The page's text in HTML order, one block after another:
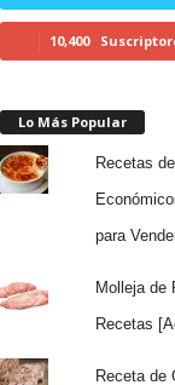
10,400
Lo Más Popular
Recetas
para
Molleja de
Recetas
Receta de